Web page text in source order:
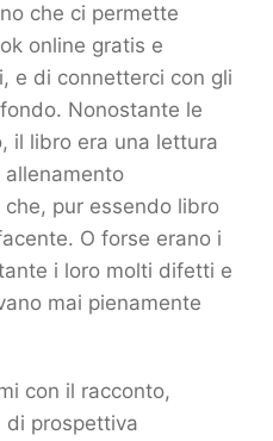
che ci permette
online gratis e
e di connetterci con gli
Nonostante le
il libro era una lettura
allenamento
pur essendo libro
O forse erano i
i loro molti difetti e
mai pienamente
con il racconto,
di prospettiva